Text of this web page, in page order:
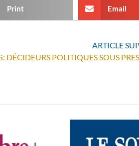
Print Email
ARTICLE
DÉCIDEURS POLITIQUES SOUS